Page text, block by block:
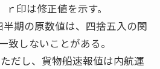
ｒ印は修正値を示す。
半期の原数値は、四捨五入の関
致しないことがある。
だし、貨物船速報値は内航運